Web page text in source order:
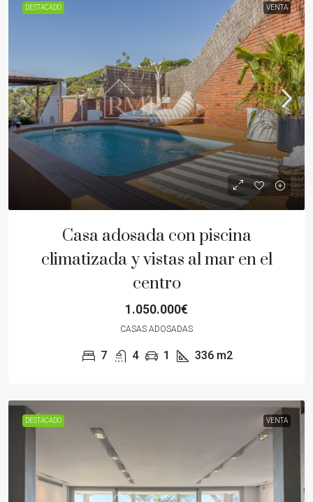
DESTACADO VENTA
Casa adosada con piscina
climatizada y vistas al mar en el
centro
1.050.000€
CASAS ADOSADAS
7 4 1 336 m2
DESTACADO VENTA